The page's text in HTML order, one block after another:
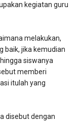
kegiatan guru
melakukan,
baik, jika kemudian
siswanya
memberi
itulah yang
disebut dengan